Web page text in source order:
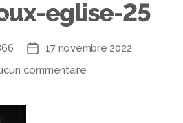
eglise-25
17 novembre 2022
commentaire